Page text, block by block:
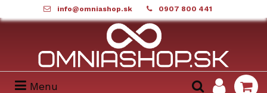
info@omniashop.sk 0907 800 441
Menu